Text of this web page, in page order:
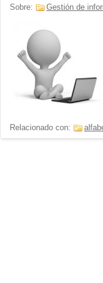
Sobre: Gestión de
Relacionado con: